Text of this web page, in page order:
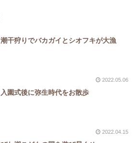
潮干狩りでバカガイとシオフキが大漁
2022.05.06
入園式後に弥生時代をお散歩
2022.04.15